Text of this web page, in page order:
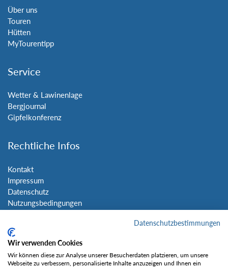
Über uns
Touren
Hütten
MyTourentipp
Service
Wetter & Lawinenlage
Bergjournal
Gipfelkonferenz
Rechtliche Infos
Kontakt
Impressum
Datenschutz
Nutzungsbedingungen
Social Media
Datenschutzbestimmungen
Wir verwenden Cookies
Wir können diese zur Analyse unserer Besucherdaten platzieren, um unsere
Webseite zu verbessern, personalisierte Inhalte anzuzeigen und Ihnen ein